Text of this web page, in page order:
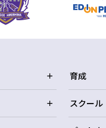
育成
スクール